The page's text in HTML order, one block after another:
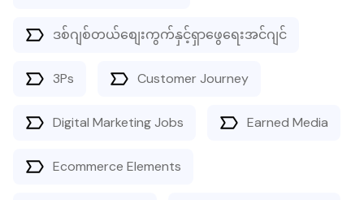
ဒစ်ဂျစ်တယ်စျေးကွက်နှင့်ရှာဖွေရေးအင်ဂျင်
3Ps Customer Journey
Digital Marketing Jobs Earned Media
Ecommerce Elements